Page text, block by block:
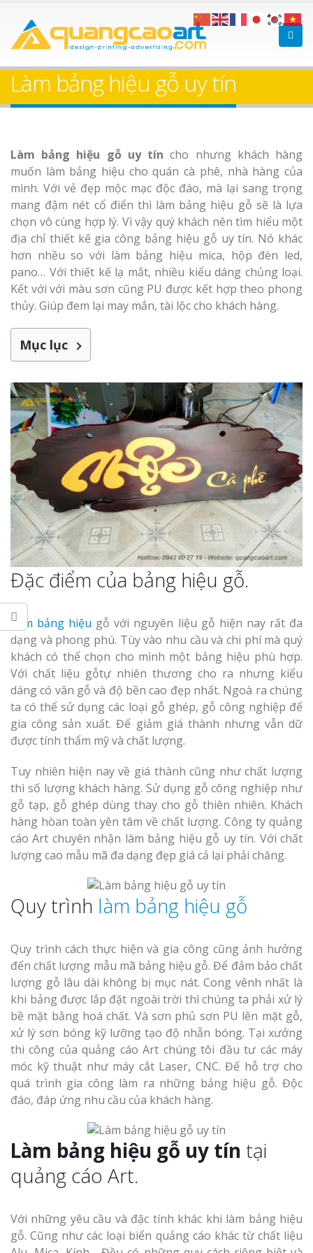
Làm bảng hiệu gỗ uy tín
Làm bảng hiệu gỗ uy tín cho nhưng khách hàng
muốn làm bảng hiệu cho quán cà phê, nhà hàng của
mình. Với vẻ đẹp mộc mạc độc đáo, mà lại sang trọng
mang đậm nét cổ điển thì làm bảng hiệu gỗ sẽ là lựa
chọn vô cùng hợp lý. Vì vậy quý khách nên tìm hiểu một
địa chỉ thiết kế gia công bảng hiệu gỗ uy tín. Nó khác
hơn nhều so với làm bảng hiệu mica, hộp đèn led,
pano… Với thiết kế lạ mắt, nhiều kiểu dáng chủng loại.
Kết với với màu sơn cũng PU được kết hợp theo phong
thủy. Giúp đem lại may mắn, tài lộc cho khách hàng.
Mục lục
Đặc điểm của bảng hiệu gỗ.
Làm bảng hiệu gỗ với nguyên liệu gỗ hiện nay rất đa
dạng và phong phú. Tùy vào nhu cầu và chi phí mà quý
khách có thể chọn cho mình một bảng hiệu phù hợp.
Với chất liệu gỗtự nhiên thương cho ra nhưng kiểu
dáng có vân gỗ và độ bền cao đẹp nhất. Ngoà ra chúng
ta có thể sử dụng các loại gỗ ghép, gỗ công nghiệp để
gia công sản xuất. Để giảm giá thành nhưng vẫn dữ
được tính thẩm mỹ và chất lượng.
Tuy nhiên hiện nay về giá thành cũng như chất lượng
thì số lượng khách hàng. Sử dụng gỗ công nghiệp như
gỗ tạp, gỗ ghép dùng thay cho gỗ thiên nhiên. Khách
hàng hòan toàn yên tâm về chất lượng. Công ty quảng
cáo Art chuyên nhận làm bảng hiệu gỗ uy tín. Với chất
lượng cao mẫu mã đa dạng đẹp giá cả lại phải chăng.
Quy trình làm bảng hiệu gỗ
Quy trình cách thực hiện và gia công cũng ảnh hưởng
đến chất lượng mẫu mã bảng hiệu gỗ. Để đảm bảo chất
lượng gỗ lâu dài không bị mục nát. Cong vênh nhất là
khi bảng được lắp đặt ngoài trời thì chúng ta phải xử lý
bề mặt bằng hoá chất. Và sơn phủ sơn PU lên mặt gỗ,
xử lý sơn bóng kỹ lưỡng tạo độ nhẵn bóng. Tại xưởng
thi công của quảng cáo Art chúng tôi đầu tư các máy
móc kỹ thuật như máy cắt Laser, CNC. Để hỗ trợ cho
quá trình gia công làm ra những bảng hiệu gỗ. Độc
đáo, đáp ứng nhu cầu của khách hàng.
Làm bảng hiệu gỗ uy tín tại
quảng cáo Art.
Với những yêu cầu và đặc tính khác khi làm bảng hiệu
gỗ. Cũng như các loại biển quảng cáo khác từ chất liệu
Làm bảng hiệu gỗ tại
Bảng gỗ treo cửa
theo yêu cầu
Làm bảng hiệu gỗ tại
Biên Hòa
Làm bảng hiệu gỗ tại
Nghệ An
Làm Biển
Làm biển
Thuận An
Dương
Thi công
cáo Thuận
Dương
Làm biển
tóc Thuận An
Thi công
cáo Vinh
Làm biển
Thi Công
Nghệ An Nâng Tầm
Làm Biển
Rẻ Tại Vinh Giải Pháp
Quả
Làm Hộp
Cáo Tại Vinh Giá Rẻ
Ma Trận
Làm Biển
Mica Tại Vinh Lấy
Làm biển
tại Vinh Nghệ An
Làm Biển
Nam Đàn Uy Tín Giá
Mỹ Phẩm Vinh Thu
Hàng